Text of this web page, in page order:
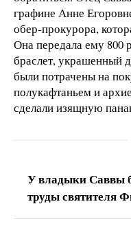
графине Анне
обер-прокурора,
Она передала ему 800
браслет, украшенный
были потрачены на
полукафтаньем и
сделали изящную
У владыки Саввы
труды святителя